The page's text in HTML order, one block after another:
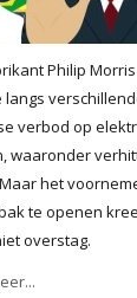
Philip
verbod op
waaronder
het
te openen
overstag.